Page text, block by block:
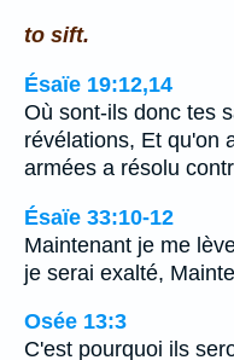
to sift.
Ésaïe 19:12,14
Où sont-ils donc tes
révélations, Et qu'on
armées a résolu
Ésaïe 33:10-12
Maintenant je me
je serai exalté,
Osée 13:3
C'est pourquoi ils